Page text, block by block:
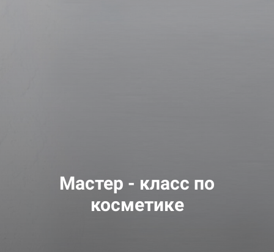
Мастер - класс по
косметике